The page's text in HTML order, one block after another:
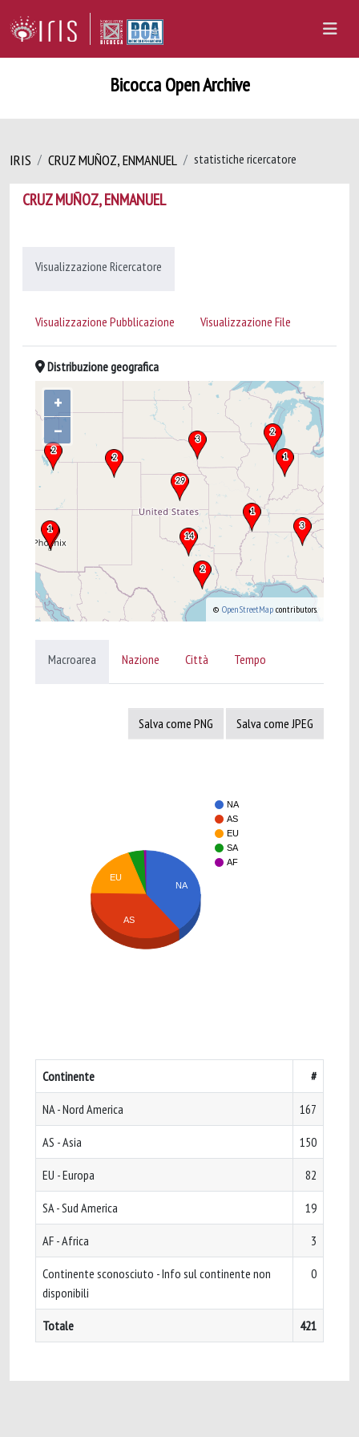
Bicocca Open Archive
IRIS CRUZ MUÑOZ, ENMANUEL statistiche ricercatore
CRUZ MUÑOZ, ENMANUEL
Visualizzazione Ricercatore
Visualizzazione Pubblicazione Visualizzazione File
Distribuzione geografica
+
–
© OpenStreetMap contributors.
Macroarea Nazione Città Tempo
Salva come PNG Salva come JPEG
NA
AS
EU
SA
AF
NA
EU
AS
Continente #
NA - Nord America 167
AS - Asia 150
EU - Europa 82
SA - Sud America 19
AF - Africa 3
Continente sconosciuto - Info sul continente non
disponibili
0
Totale 421